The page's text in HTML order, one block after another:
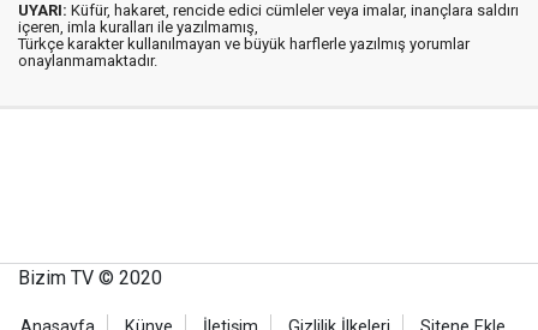
UYARI: Küfür, hakaret, rencide edici cümleler veya imalar, inançlara saldırı
içeren, imla kuralları ile yazılmamış,
Türkçe karakter kullanılmayan ve büyük harflerle yazılmış yorumlar
onaylanmamaktadır.
Bizim TV © 2020